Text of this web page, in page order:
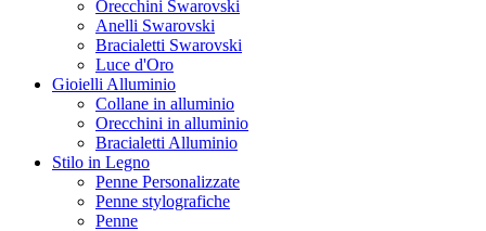
Orecchini Swarovski
Anelli Swarovski
Bracialetti Swarovski
Luce d'Oro
Gioielli Alluminio
Collane in alluminio
Orecchini in alluminio
Bracialetti Alluminio
Stilo in Legno
Penne Personalizzate
Penne stylografiche
Penne